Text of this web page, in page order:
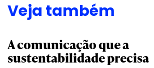
Veja também
A comunicação que a
sustentabilidade precisa